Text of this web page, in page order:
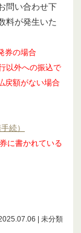
問い合わせ下
料が発生いた
券の場合
以外への振込で
戻額がない場合
続）
に書かれている
| 未分類